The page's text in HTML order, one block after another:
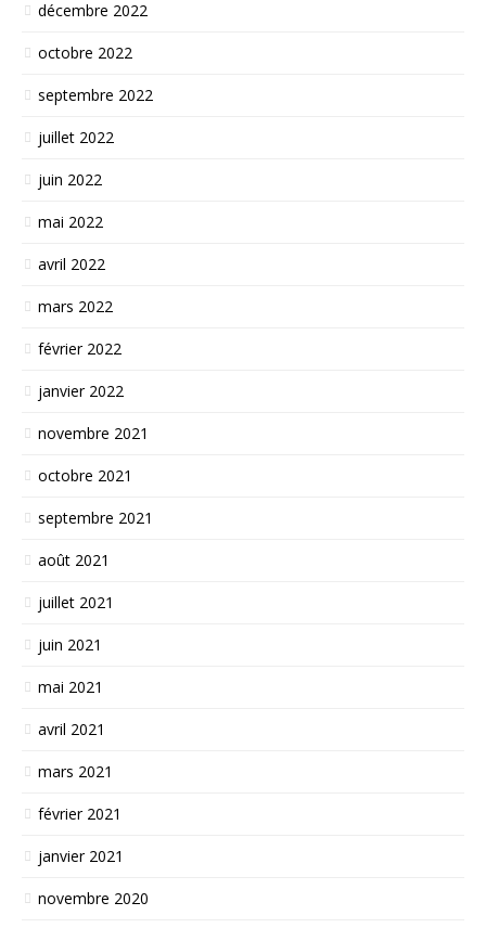
décembre 2022
octobre 2022
septembre 2022
juillet 2022
juin 2022
mai 2022
avril 2022
mars 2022
février 2022
janvier 2022
novembre 2021
octobre 2021
septembre 2021
août 2021
juillet 2021
juin 2021
mai 2021
avril 2021
mars 2021
février 2021
janvier 2021
novembre 2020